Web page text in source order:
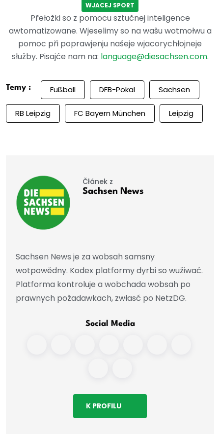
WJACEJ SPORT
Přełožki so z pomocu sztučnej inteligence
awtomatizowane. Wjeselimy so na wašu wotmołwu a
pomoc při poprawjenju našeje wjacorychłojneje
słužby. Pisajće nam na: language@diesachsen.com.
Temy : Fußball DFB-Pokal Sachsen
RB Leipzig FC Bayern München Leipzig
Čłánek z
Sachsen News
Sachsen News je za wobsah samsny
wotpowědny. Kodex platformy dyrbi so wužiwać.
Platforma kontroluje a wobchada wobsah po
prawnych požadawkach, zwłasć po NetzDG.
Social Media
K PROFILU